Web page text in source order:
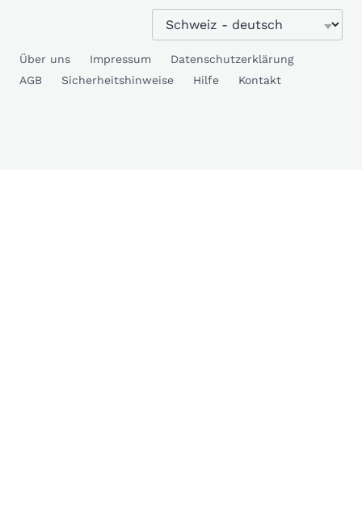
Über uns Impressum
Datenschutzerklärung
AGB
Sicherheitshinweise Hilfe Kontakt